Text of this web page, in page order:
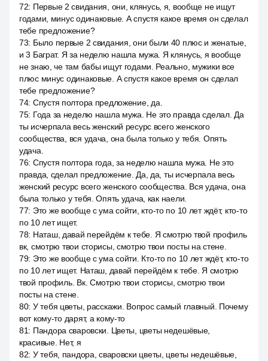
72: Первые 2 свидания, они, клянусь, я, вообще не ищут
годами, минус одинаковые. А спустя какое время он сделал
тебе предложение?
73: Было первые 2 свидания, они были 40 плюс и женатые,
и 3 Баграт. Я за неделю нашла мужа. Я клянусь, я вообще
не знаю, че там бабы ищут годами. Реально, мужики все
плюс минус одинаковые. А спустя какое время он сделал
тебе предложение?
74: Спустя полтора предложение, да.
75: Года за неделю нашла мужа. Не это правда сделал. Да
ты исчерпала весь женский ресурс всего женского
сообщества, вся удача, она была только у тебя. Опять
удача.
76: Спустя полтора года, за неделю нашла мужа. Не это
правда, сделал предложение. Да, да, ты исчерпала весь
женский ресурс всего женского сообщества. Вся удача, она
была только у тебя. Опять удача, как наели.
77: Это же вообще с ума сойти, кто-то по 10 лет ждёт, кто-то
по 10 лет ищет.
78: Наташ, давай перейдём к тебе. Я смотрю твой профиль
вк, смотрю твои сторисы, смотрю твои посты на стене.
79: Это же вообще с ума сойти. Кто-то по 10 лет ждёт, кто-то
по 10 лет ищет. Наташ, давай перейдём к тебе. Я смотрю
твой профиль. Вк. Смотрю твои сторисы, смотрю твои
посты на стене.
80: У тебя цветы, расскажи. Вопрос самый главный. Почему
вот кому-то дарят, а кому-то
81: Пандора сваровски. Цветы, цветы недешёвые,
красивые. Нет, я
82: У тебя, пандора, сваровски цветы, цветы недешёвые,